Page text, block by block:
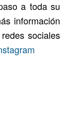
a toda su
información
sociales